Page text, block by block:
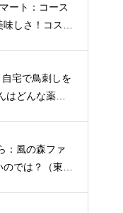
ート：コース
しさ！コスパ
宅で鳥刺しを
どんな薬味
：風の森ファ
では？（東京